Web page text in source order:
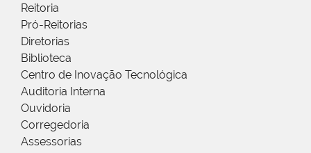
Reitoria
Pró-Reitorias
Diretorias
Biblioteca
Centro de Inovação Tecnológica
Auditoria Interna
Ouvidoria
Corregedoria
Assessorias